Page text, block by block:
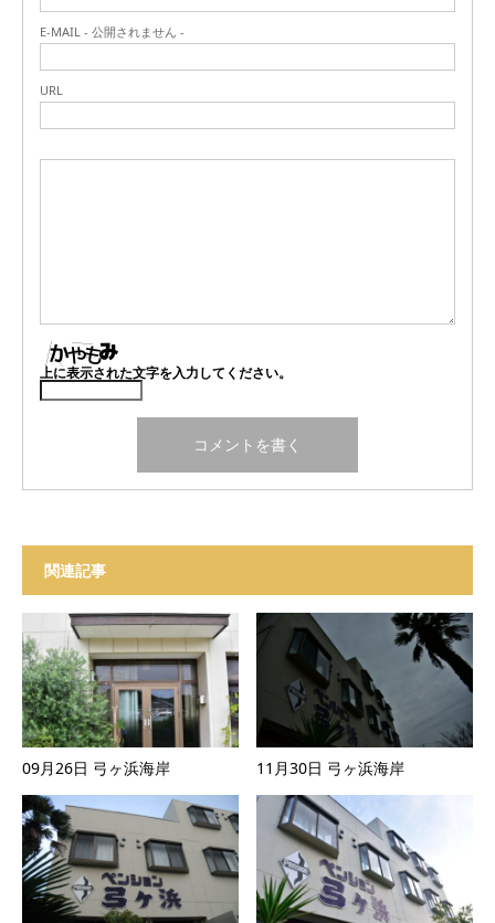
E-MAIL - 公開されません -
URL
上に表示された文字を入力してください。
関連記事
09月26日 弓ヶ浜海岸 11月30日 弓ヶ浜海岸